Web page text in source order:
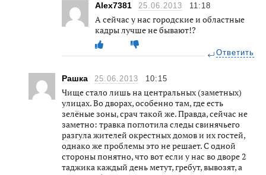
Alex7381 25.06.2013 11:18
А сейчас у нас городские и областные
кадры лучше не бывают!?
Ответить
Рашка 25.06.2013 10:15
Чище стало лишь на центральных (заметных)
улицах. Во дворах, особенно там, где есть
зелёные зоны, срач такой же. Правда, сейчас не
заметно: травка поглотила следы свинячьего
разгула жителей окрестных домов и их гостей,
однако же проблемы это не решает. С одной
стороны понятно, что вот если у нас во дворе 2
таджика каждый день метут, гребут, вывозят, а